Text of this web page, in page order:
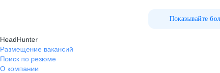
Показывайте
HeadHunter
Размещение вакансий
Поиск по резюме
О компании